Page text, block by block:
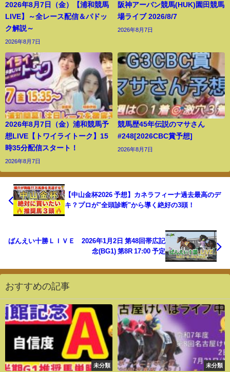
2026年8月7日（金）【浦和競馬
LIVE】～全レース配信＆パドッ
ク解説～
2026年8月7日
阪神アーバン競馬(HUK)園田競馬
場ライブ 2026/8/7
2026年8月7日
2026年8月7日（金）浦和競馬予
想LIVE【トワイライトーク】15
時35分配信スタート！
2026年8月7日
競馬歴45年伝説のマサさん
#248[2026CBC賞予想]
2026年8月7日
【中山金杯2026 予想】カネラフィーナ過去最高のデ
キ？プロが"全頭診断"から導く絶好の3頭！
ばんえい十勝ＬＩＶＥ 2026年1月2日 第48回帯広記
念(BG1) 第8R 17:00 予定
おすすめの記事
未分類 未分類